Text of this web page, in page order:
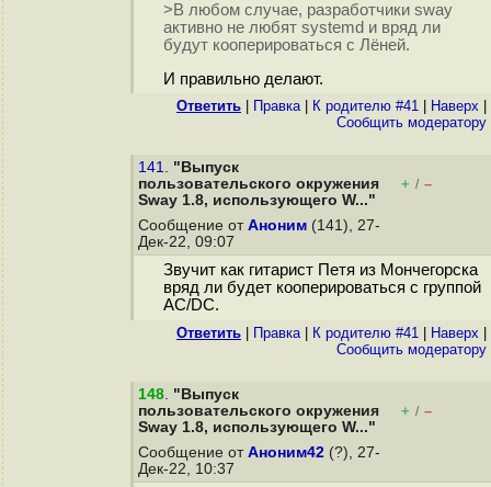
>В любом случае, разработчики sway
активно не любят systemd и вряд ли
будут кооперироваться с Лёней.
И правильно делают.
Ответить Правка| К родителю #41 Наверх
Cообщить модератору
141. "Выпуск
пользовательского окружения
Sway 1.8, использующего W..."
+ / –
Сообщение от Аноним (141), 27-
Дек-22, 09:07
Звучит как гитарист Петя из Мончегорска
вряд ли будет кооперироваться с группой
AC/DC.
Ответить Правка| К родителю #41 Наверх
Cообщить модератору
148. "Выпуск
пользовательского окружения
Sway 1.8, использующего W..."
+ / –
Сообщение от Аноним42 (?), 27-
Дек-22, 10:37